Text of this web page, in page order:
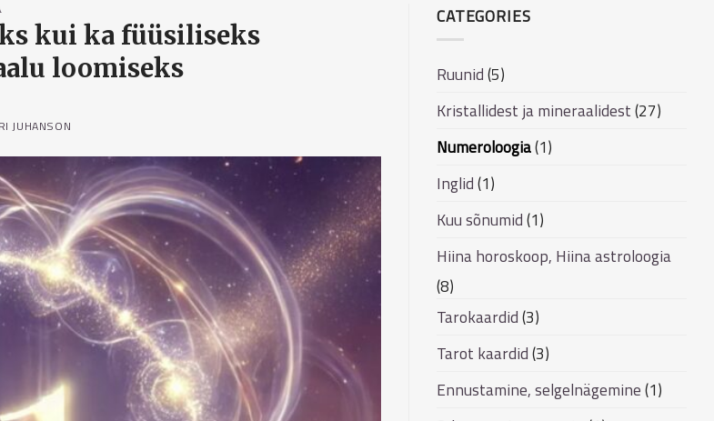
kui ka füüsiliseks
loomiseks
JUHANSON
CATEGORIES
Ruunid(5)
Kristallidest ja mineraalidest(27)
Numeroloogia(1)
Inglid(1)
Kuu sõnumid(1)
Hiina horoskoop, Hiina astroloogia
(8)
Tarokaardid(3)
Tarot kaardid(3)
Ennustamine, selgelnägemine(1)